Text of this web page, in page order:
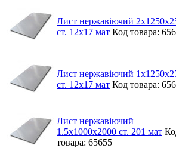
Лист нержавіючий
ст. 12х17 мат Код товара:
Лист нержавіючий
ст. 12х17 мат Код товара:
Лист нержавіючий
1.5х1000х2000 ст. 201 мат
товара: 65655